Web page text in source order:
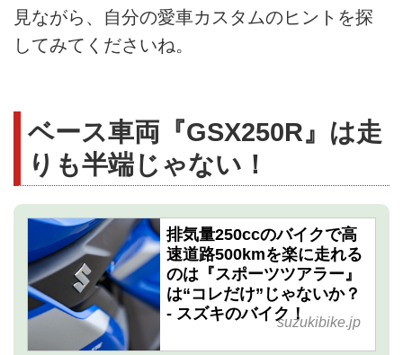
見ながら、自分の愛車カスタムのヒントを探
してみてくださいね。
ベース車両『GSX250R』は走
りも半端じゃない！
排気量250ccのバイクで高
速道路500kmを楽に走れる
のは『スポーツツアラー』
は“コレだけ”じゃないか？
- スズキのバイク！suzukibike.jp